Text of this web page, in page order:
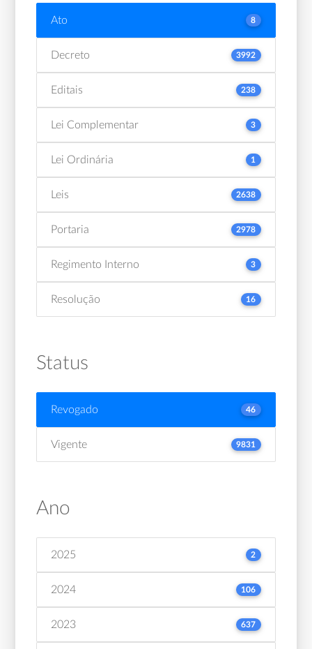
Ato 8
Decreto 3992
Editais 238
Lei Complementar 3
Lei Ordinária 1
Leis 2638
Portaria 2978
Regimento Interno 3
Resolução 16
Status
Revogado 46
Vigente 9831
Ano
2025 2
2024 106
2023 637